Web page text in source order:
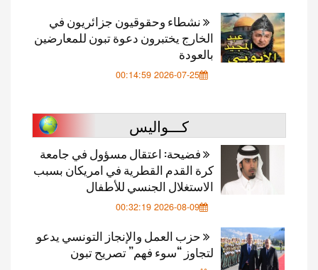
نشطاء وحقوقيون جزائريون في
الخارج يختبرون دعوة تبون للمعارضين
بالعودة
2026-07-25 00:14:59
كـــواليس
فضيحة: اعتقال مسؤول في جامعة
كرة القدم القطرية في امريكان بسبب
الاستغلال الجنسي للأطفال
2026-08-09 00:32:19
حزب العمل والإنجاز التونسي يدعو
لتجاوز “سوء فهم” تصريح تبون